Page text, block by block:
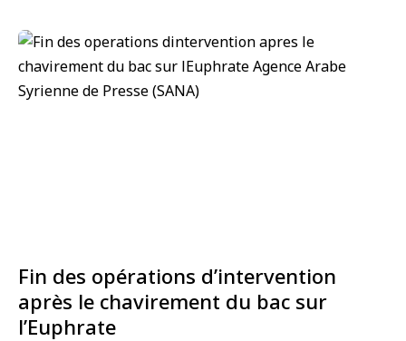
Fin des opérations d’intervention
après le chavirement du bac sur
l’Euphrate